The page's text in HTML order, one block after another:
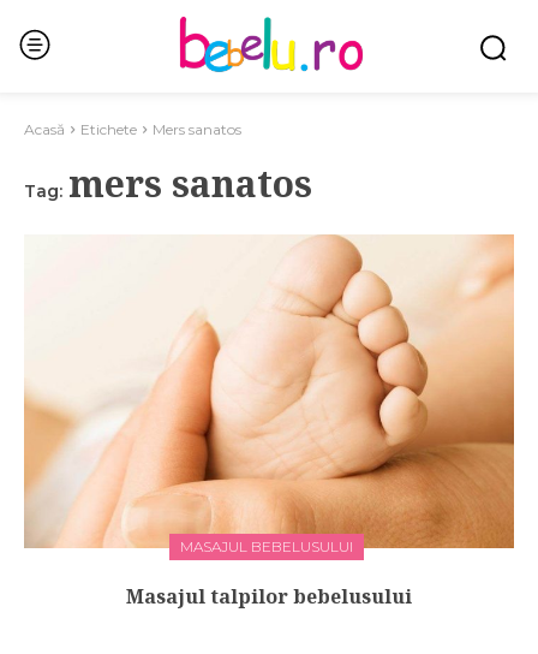
Acasă Etichete Mers sanatos
Tag: mers sanatos
MASAJUL BEBELUSULUI
Masajul talpilor bebelusului